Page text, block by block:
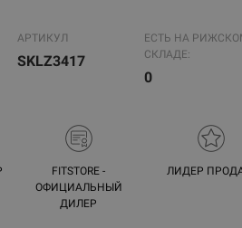
АРТИКУЛ
SKLZ3417
ЕСТЬ НА
СКЛАДЕ:
0
FITSTORE -
ОФИЦИАЛЬНЫЙ
ДИЛЕР
ЛИДЕР